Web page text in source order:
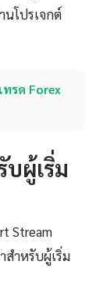
นโปรเจกต์
ทรด Forex
ผู้เริ่ม
Stream
ำหรับผู้เริ่ม